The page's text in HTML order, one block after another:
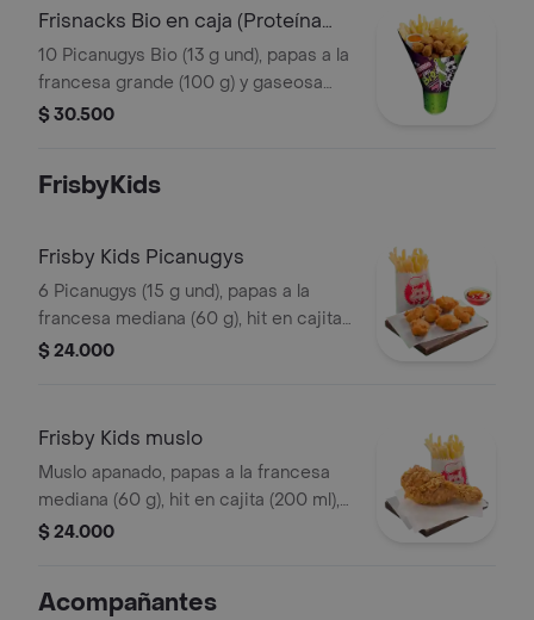
Frisnacks Bio en caja (Proteína
Vegetal)
10 Picanugys Bio (13 g und), papas a la
francesa grande (100 g) y gaseosa
(470 ml)
$ 30.500
FrisbyKids
Frisby Kids Picanugys
6 Picanugys (15 g und), papas a la
francesa mediana (60 g), hit en cajita
(200 ml), golosina y un divertido
$ 24.000
Frisby Kids muslo
Muslo apanado, papas a la francesa
mediana (60 g), hit en cajita (200 ml),
golosina y un divertido juguete
$ 24.000
Acompañantes